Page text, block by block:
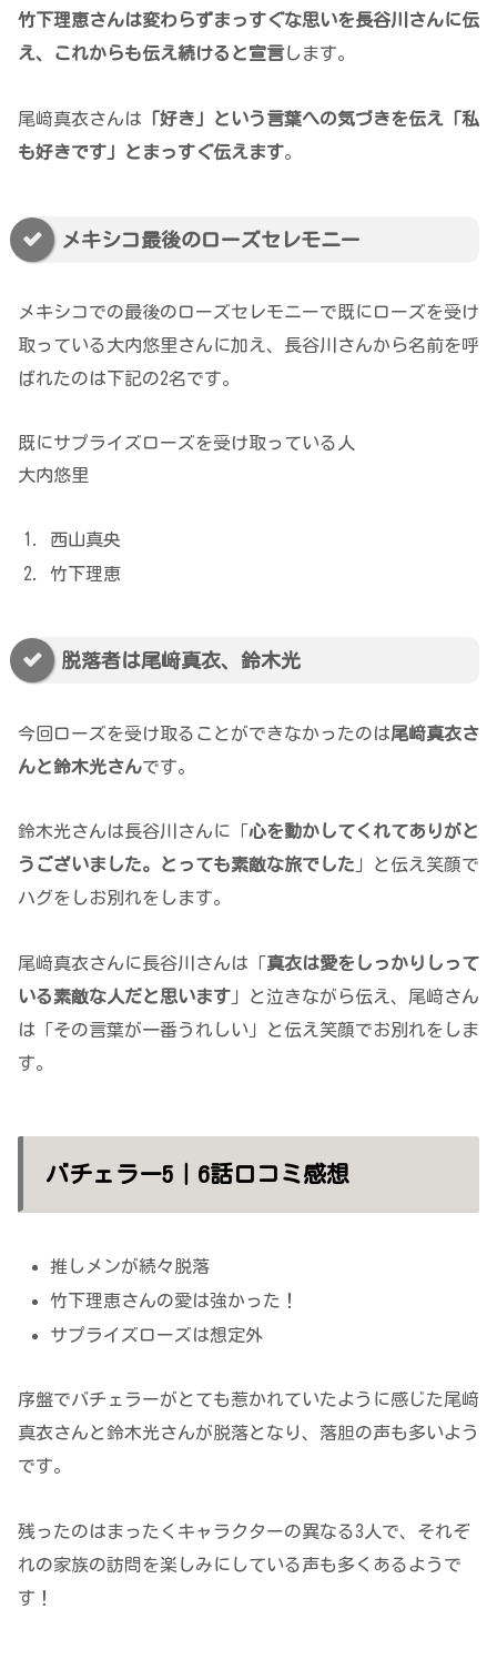
竹下理恵さんは変わらずまっすぐな思いを長谷川さんに伝
え、これからも伝え続けると宣言します。
尾﨑真衣さんは
好き」という言葉への気づきを伝え「私
も好きです」とまっすぐ伝えます。
メキシコ最後のローズセレモニー
メキシコでの最後のローズセレモニーで既にローズを受け
取っている大内悠里さんに加え、長谷川さんから名前を呼
ばれたのは下記の2名です。
既にサプライズローズを受け取っている人
大内悠里
西山真央
竹下理恵
脱落者は尾﨑真衣、鈴木光
今回ローズを受け取ることができなかったのは尾﨑真衣さ
んと鈴木光さんです。
鈴木光さんは長谷川さんに「 心を動かしてくれてありがと
うございました。とっても素敵な旅でした 」と伝え笑顔で
ハグをしお別れをします。
尾﨑真衣さんに長谷川さんは「 真衣は愛をしっかりしって
いる素敵な人だと思います 」と泣きながら伝え、尾﨑さん
は「その言葉が一番うれしい」と伝え笑顔でお別れをしま
す。
バチェラー5｜6話口コミ感想
推しメンが続々脱落
竹下理恵さんの愛は強かった！
サプライズローズは想定外
序盤でバチェラーがとても惹かれていたように感じた尾﨑
真衣さんと鈴木光さんが脱落となり、落胆の声も多いよう
です。
残ったのはまったくキャラクターの異なる3人で、それぞ
れの家族の訪問を楽しみにしている声も多くあるようで
す！